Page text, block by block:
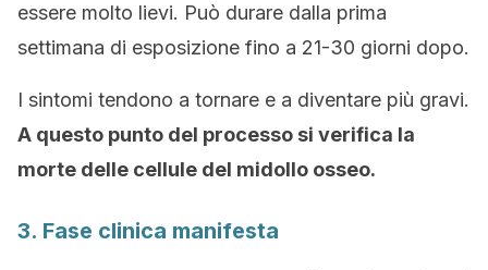
essere molto lievi. Può durare dalla prima
settimana di esposizione fino a 21-30 giorni dopo.
I sintomi tendono a tornare e a diventare più gravi.
A questo punto del processo si verifica la
morte delle cellule del midollo osseo.
3. Fase clinica manifesta